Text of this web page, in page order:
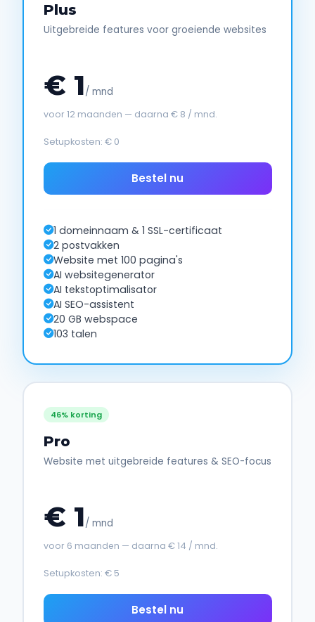
Plus
Uitgebreide features voor groeiende websites
€ 1/ mnd
voor 12 maanden — daarna € 8 / mnd.
Setupkosten: € 0
Bestel nu
1 domeinnaam & 1 SSL-certificaat
2 postvakken
Website met 100 pagina's
AI websitegenerator
AI tekstoptimalisator
AI SEO-assistent
20 GB webspace
103 talen
46% korting
Pro
Website met uitgebreide features & SEO-focus
€ 1/ mnd
voor 6 maanden — daarna € 14 / mnd.
Setupkosten: € 5
Bestel nu